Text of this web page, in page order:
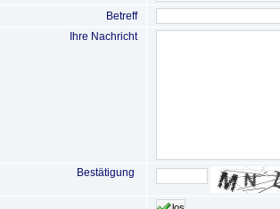
Betreff
Ihre Nachricht
Bestätigung